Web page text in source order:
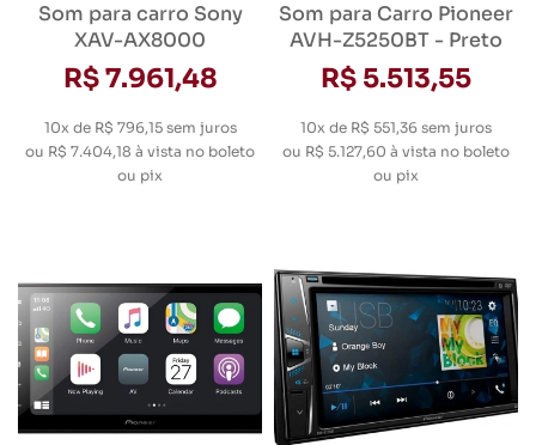
Som para carro Sony
XAV-AX8000
R$ 7.961,48
10x de R$ 796,15 sem juros
ou R$ 7.404,18 à vista no boleto
ou pix
Som para Carro Pioneer
AVH-Z5250BT - Preto
R$ 5.513,55
10x de R$ 551,36 sem juros
ou R$ 5.127,60 à vista no boleto
ou pix